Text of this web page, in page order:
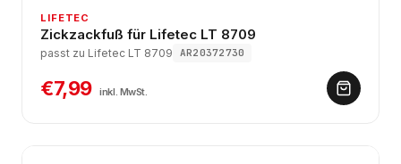
LIFETEC
Zickzackfuß für Lifetec LT 8709
passt zu Lifetec LT 8709 AR20372730
€7,99 inkl. MwSt.